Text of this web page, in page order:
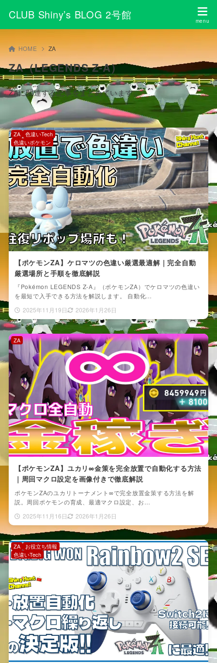
CLUB Shiny’s BLOG 2号館
HOME ZA
ZA（LEGENDS Z-A）
ZAに関連する記事をまとめています。
【ポケモンZA】ケロマツの色違い厳選最適解｜完全自動
厳選場所と手順を徹底解説
『Pokémon LEGENDS Z-A』（ポケモンZA）でケロマツの色違い
を最短で入手できる方法を解説します。 自動化…
2025年11月19日
2026年1月26日
ZA
色違いTech
色違いポケモン
【ポケモンZA】ユカリ∞金策を完全放置で自動化する方法
｜周回マクロ設定を画像付きで徹底解説
ポケモンZAのユカリトーナメント∞で完全放置金策する方法を解
説。周回ポケモンの育成、最適マクロ設定、お…
2025年11月16日
2026年1月26日
ZA
ZA
お役立ち情報
色違いTech